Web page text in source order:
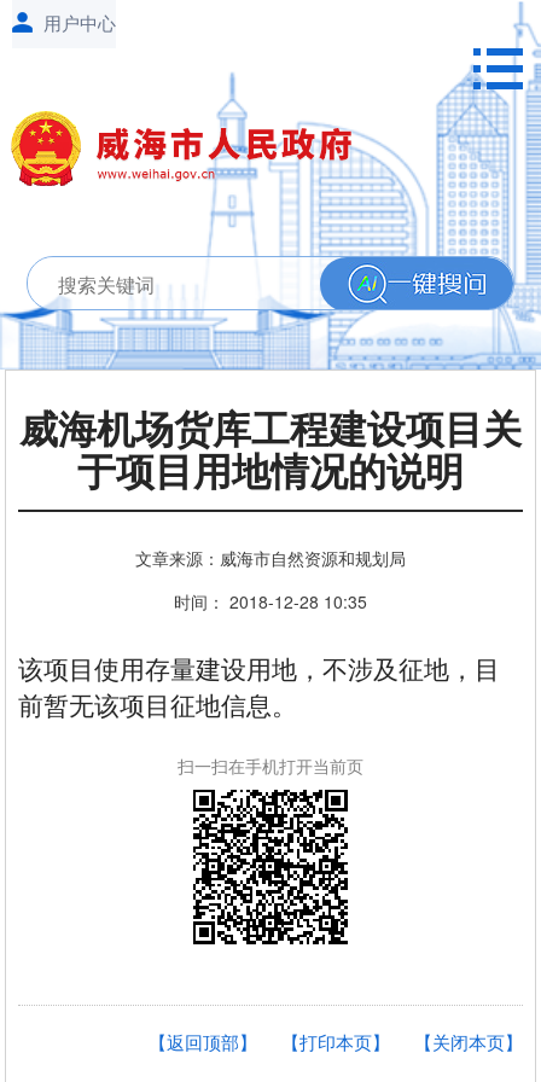
威海机场货库工程建设项目关
于项目用地情况的说明
文章来源：威海市自然资源和规划局
时间： 2018-12-28 10:35
该项目使用存量建设用地，不涉及征地，目
前暂无该项目征地信息。
扫一扫在手机打开当前页
【关闭本页】
【打印本页】
【返回顶部】